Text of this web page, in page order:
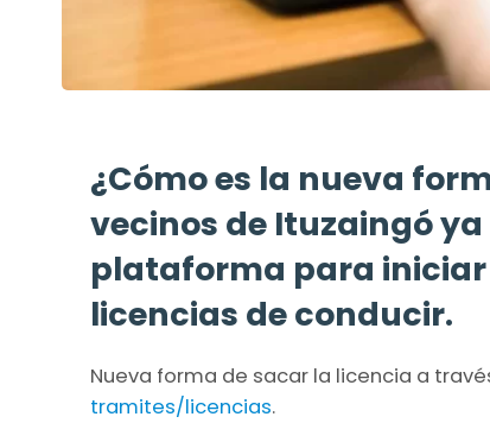
¿Cómo es la nueva
vecinos de Ituzaingó
plataforma para
licencias de conducir.
Nueva forma de sacar la licencia a
tramites/licencias.